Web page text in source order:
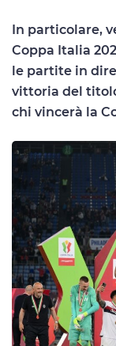
In particolare,
Coppa Italia
le partite in
vittoria del
chi vincerà la